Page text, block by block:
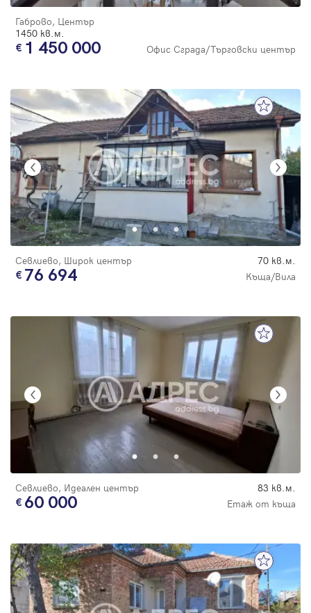
Габрово, Център
1450 кв.м.
1 450 000 Офис Сграда/Търговски център
Севлиево, Широк център 70 кв.м.
76 694 Къща/Вила
Севлиево, Идеален център 83 кв.м.
60 000 Етаж от къща